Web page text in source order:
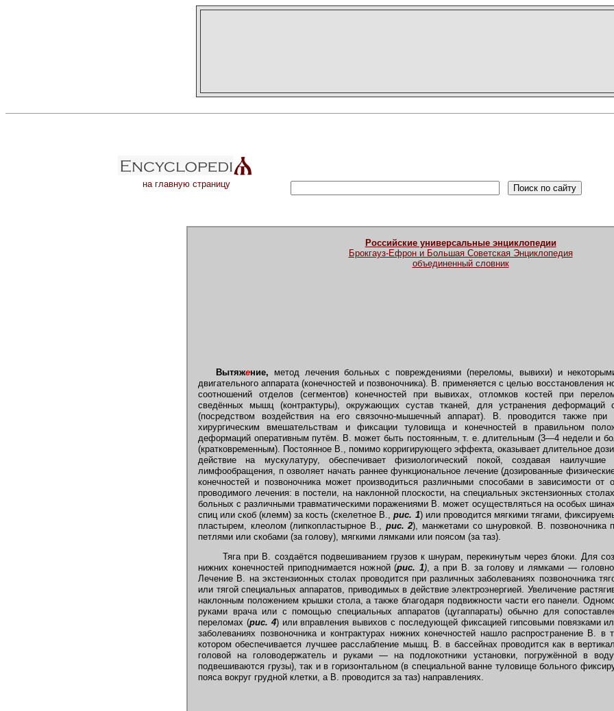
на главную страницу
Российские универсальные энциклопедии
Брокгауз-Ефрон и Большая Советская Энциклопедия
объединенный словник
Вытяжение, метод лечения больных с повреждениями (переломы, вывихи) и
двигательного аппарата (конечностей и позвоночника). В. применяется с целью восстановления
соотношений отделов (сегментов) конечностей при вывихах, отломков костей при
сведённых мышц (контрактуры), окружающих сустав тканей, для устранения деформаций
(посредством воздействия на его связочно-мышечный аппарат). В. проводится также при
хирургическим вмешательствам и фиксации туловища и конечностей в правильном
деформаций оперативным путём. В. может быть постоянным, т. е. длительным (3—4 недели и
(кратковременным). Постоянное В., помимо корригирующего эффекта, оказывает длительное
действие на мускулатуру, обеспечивает физиологический покой, создавая
лимфообращения, п озволяет начать раннее функциональное лечение (дозированные
конечностей и позвоночника может производиться различными способами в зависимости от
проводимого лечения: в постели, на наклонной плоскости, на специальных экстензионных
больных с различными травматическими поражениями В. может осуществляться на особых
спиц или скоб (клемм) за кость (скелетное В.,рис. 1) или проводится мягкими тягами,
пластырем, клеолом (липкопластырное В., рис. 2), манжетами со шнуровкой. В. позвоночника
петлями или скобами (за голову), мягкими лямками или поясом (за таз).
Тяга при В. создаётся подвешиванием грузов к шнурам, перекинутым через блоки. Для
нижних конечностей приподнимается ножной (рис. 1), а при В. за голову и лямками —
Лечение В. на экстензионных столах проводится при различных заболеваниях позвоночника
или тягой специальных аппаратов, приводимых в действие электроэнергией. Увеличение
наклонным положением крышки стола, а также благодаря подвижности части его панели.
руками врача или с помощью специальных аппаратов (цугаппараты) обычно для
переломах (рис. 4) или вправления вывихов с последующей фиксацией гипсовыми повязками
заболеваниях позвоночника и контрактурах нижних конечностей нашло распространение В. в
котором обеспечивается лучшее расслабление мышц. В. в бассейнах проводится как в
головой на головодержатель и руками — на подлокотники установки, погружённой в
подвешиваются грузы), так и в горизонтальном (в специальной ванне туловище больного
пояса вокруг грудной клетки, а В. проводится за таз) направлениях.